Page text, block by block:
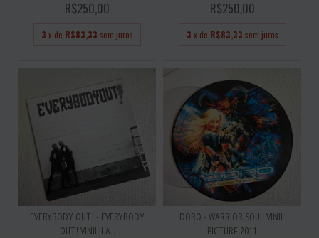
R$250,00
3 x de R$83,33 sem juros
R$250,00
3 x de R$83,33 sem juros
EVERYBODY OUT! - EVERYBODY
OUT! VINIL LA...
DORO - WARRIOR SOUL VINIL
PICTURE 2011